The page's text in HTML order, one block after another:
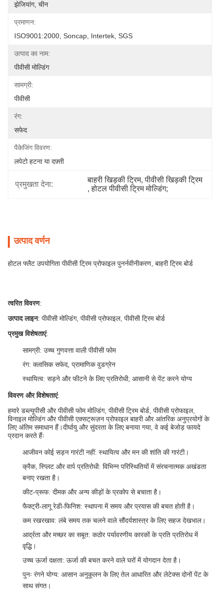
झेजियांग, चीन
प्रमाणन:
ISO9001:2000, Soncap, Intertek, SGS
उत्पाद का नाम:
पीवीसी मोल्डिंग
सामग्री:
पीवीसी
रंग:
सफेद
पैकेजिंग विवरण:
लपेटो हटना या दफ़्ती
प्रमुखता देना:
बाहरी खिड़की ट्रिम, पीवीसी खिड़की ट्रिम
, होटल पीवीसी ट्रिम मोल्डिंग;
उत्पाद वर्णन
होटल फ्लैट उपयोगिता पीवीसी ट्रिम प्रोफाइल पुनर्नवीनीकरण, बाहरी ट्रिम बोर्ड
त्वरित विवरण:
उत्पाद लाइन: पीवीसी मोल्डिंग, पीवीसी प्रोफाइल, पीवीसी ट्रिम बोर्ड
प्रमुख विशेषताएं:
सामग्री: उच्च गुणवत्ता वाली पीवीसी फोम
रंग: क्लासिक सफेद, प्रामाणिक वुडग्रेन
स्थायित्व: सड़ने और फीटने के लिए प्रतिरोधी; आसानी से पेंट करने योग्य
विवरण और विशेषताएं:
हमारे डब्ल्यूपीसी और पीवीसी फोम मोल्डिंग, पीवीसी ट्रिम बोर्ड, पीवीसी प्रोफाइल,
विनाइल मोल्डिंग और पीवीसी एक्सट्रूज़न प्रोफाइल बाहरी और आंतरिक अनुप्रयोगों के
लिए अंतिम समाधान हैं।दीर्घायु और सुंदरता के लिए बनाया गया, वे कई बेजोड़ फायदे
प्रदान करते हैंः
आजीवन कोई सड़न गारंटी नहीं: स्थायित्व और मन की शांति की गारंटी।
क्रैक, स्प्लिट और वार्प प्रतिरोधी: विभिन्न परिस्थितियों में संरचनात्मक अखंडता
बनाए रखता है।
कीट-प्रूफ: दीमक और अन्य कीड़ों के प्रकोप से बचाता है।
फैक्ट्री-लागू रेडी-फिनिश: स्थापना में समय और प्रयास की बचत होती है।
कम रखरखाव: लंबे समय तक चलने वाले सौंदर्यशास्त्र के लिए सहज देखभाल।
आर्द्रता और मच्छर का सबूत: कठोर पर्यावरणीय कारकों के प्रति प्रतिरोध में
वृद्धि।
उच्च ऊर्जा दक्षता: ऊर्जा की बचत करने वाले घरों में योगदान देता है।
पुनः रंगने योग्य: आसान अनुकूलन के लिए तेल आधारित और लेटेक्स दोनों पेंट के
साथ संगत।